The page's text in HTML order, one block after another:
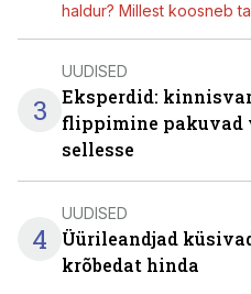
haldur? Millest koosneb
3
UUDISED
Eksperdid:
flippimine pakuvad
sellesse
4
UUDISED
Üürileandjad
krõbedat hinda